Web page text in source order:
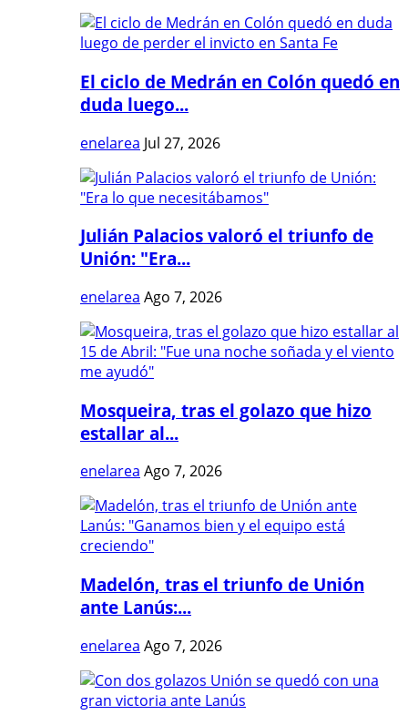
El ciclo de Medrán en Colón quedó en
duda luego...
enelarea Jul 27, 2026
Julián Palacios valoró el triunfo de
Unión: "Era...
enelarea Ago 7, 2026
Mosqueira, tras el golazo que hizo
estallar al...
enelarea Ago 7, 2026
Madelón, tras el triunfo de Unión
ante Lanús:...
enelarea Ago 7, 2026